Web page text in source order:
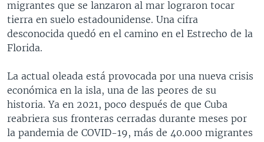
migrantes que se lanzaron al mar lograron tocar
tierra en suelo estadounidense. Una cifra
desconocida quedó en el camino en el Estrecho de la
Florida.
La actual oleada está provocada por una nueva crisis
económica en la isla, una de las peores de su
historia. Ya en 2021, poco después de que Cuba
reabriera sus fronteras cerradas durante meses por
la pandemia de COVID-19, más de 40.000 migrantes